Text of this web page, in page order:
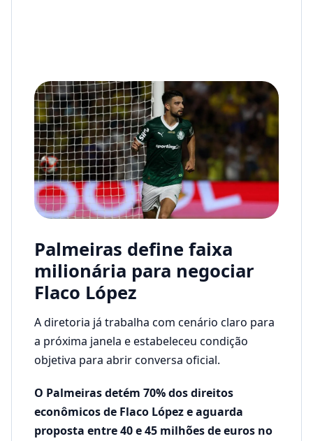
Palmeiras define faixa
milionária para negociar
Flaco López
A diretoria já trabalha com cenário claro para
a próxima janela e estabeleceu condição
objetiva para abrir conversa oficial.
O Palmeiras detém 70% dos direitos
econômicos de Flaco López e aguarda
proposta entre 40 e 45 milhões de euros no